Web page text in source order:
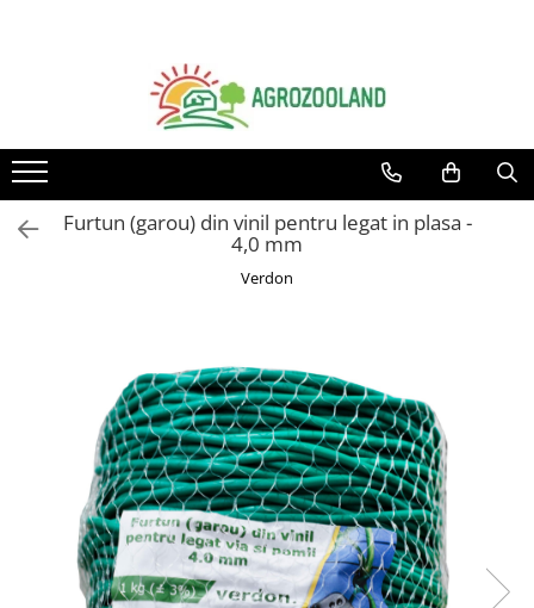
Toate Produsele
Fungicide
Insecticide
Erbicide
Tratamente samanta
Dezinfectanti sol, nematocide
Moluscocide
Garduri electrice
Aparate gard electric
Conductori gard electric
Izolatori si accesorii gard electric
Furtun (garou) din vinil pentru legat in plasa -
4,0 mm
Verdon